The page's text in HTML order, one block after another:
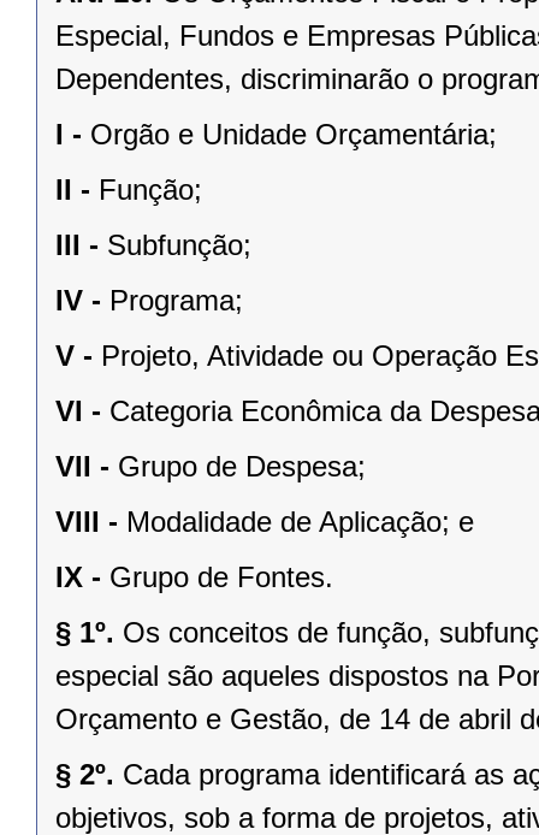
Especial, Fundos e Empresas
Dependentes, discriminarão o
I - Orgão e Unidade Orçamentária;
II - Função;
III - Subfunção;
IV - Programa;
V - Projeto, Atividade ou Operação
VI - Categoria Econômica da
VII - Grupo de Despesa;
VIII - Modalidade de Aplicação; e
IX - Grupo de Fontes.
§ 1º. Os conceitos de função,
especial são aqueles dispostos na
Orçamento e Gestão, de 14 de abril
§ 2º. Cada programa identificará as
objetivos, sob a forma de projetos,